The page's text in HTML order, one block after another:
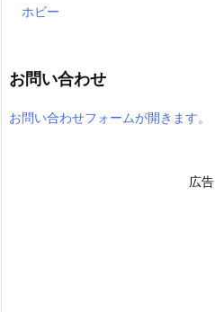
ホビー
お問い合わせ
お問い合わせフォームが開きます。
広告